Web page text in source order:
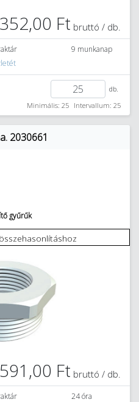
Ft bruttó / db.
9 munkanap
db.
Minimális: 25 Intervallum: 25
2030661
gyűrűk
Ft bruttó / db.
24 óra